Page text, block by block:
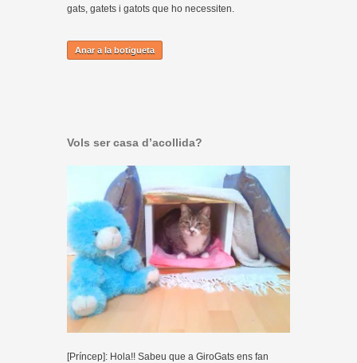
gats, gatets i gatots que ho necessiten.
Anar a la botigueta
Vols ser casa d’acollida?
[Príncep]: Hola!! Sabeu que a GiroGats ens fan